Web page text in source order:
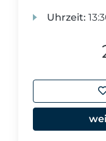
Uhrzeit: